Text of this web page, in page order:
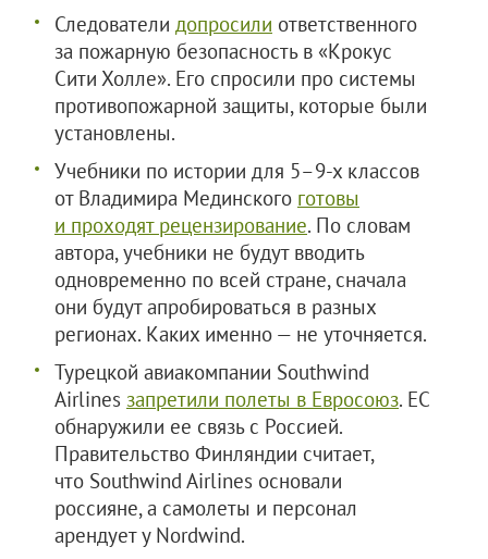
Следователи допросили ответственного
за пожарную безопасность в «Крокус
Сити Холле». Его спросили про системы
противопожарной защиты, которые были
установлены.
Учебники по истории для 5–9-х классов
от Владимира Мединского готовы
и проходят рецензирование. По словам
автора, учебники не будут вводить
одновременно по всей стране, сначала
они будут апробироваться в разных
регионах. Каких именно — не уточняется.
Турецкой авиакомпании Southwind
Airlines запретили полеты в Евросоюз. ЕС
обнаружили ее связь с Россией.
Правительство Финляндии считает,
что Southwind Airlines основали
россияне, а самолеты и персонал
арендует у Nordwind.